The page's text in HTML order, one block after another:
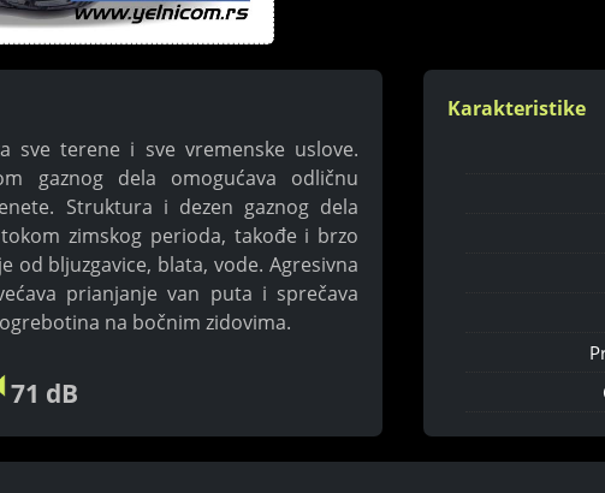
sve terene i sve vremenske uslove.
gaznog dela omogućava odličnu
Struktura i dezen gaznog dela
zimskog perioda, takođe i brzo
od bljuzgavice, blata, vode. Agresivna
prianjanje van puta i sprečava
na bočnim zidovima.
71 dB
Karakteristike